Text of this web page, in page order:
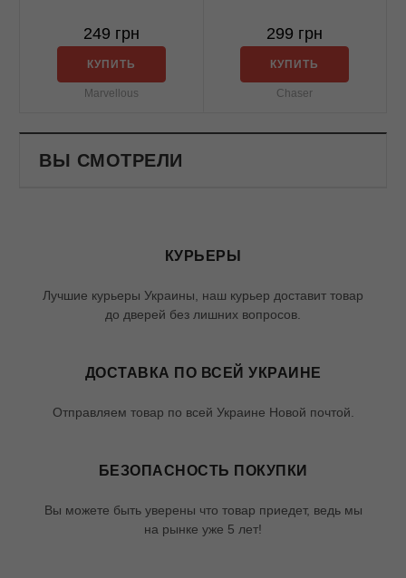
249 грн
КУПИТЬ
Marvellous
299 грн
КУПИТЬ
Chaser
ВЫ СМОТРЕЛИ
КУРЬЕРЫ
Лучшие курьеры Украины, наш курьер доставит товар
до дверей без лишних вопросов.
ДОСТАВКА ПО ВСЕЙ УКРАИНЕ
Отправляем товар по всей Украине Новой почтой.
БЕЗОПАСНОСТЬ ПОКУПКИ
Вы можете быть уверены что товар приедет, ведь мы
на рынке уже 5 лет!